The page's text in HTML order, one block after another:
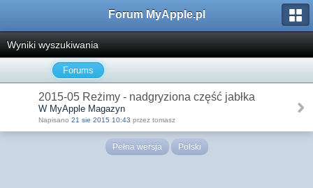
Forum MyApple.pl
Wyniki wyszukiwania
Forums
2015-05 Reżimy - nadgryziona część jabłka
W MyApple Magazyn
Napisano 21 sie 2015 10:43 przez tomasz
Pełna wersja Polski